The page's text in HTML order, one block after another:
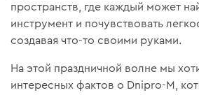
пространств, где каждый может
инструмент и почувствовать
создавая что-то своими руками.
На этой праздничной волне мы
интересных фактов о Dnipro-M,